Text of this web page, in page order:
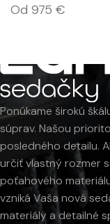
Od 975 €
Ponúkame širokú
súprav. Našou
posledného detailu.
určiť vlastný rozmer
poťahového
vzniká Vaša nová
materiály a detailné